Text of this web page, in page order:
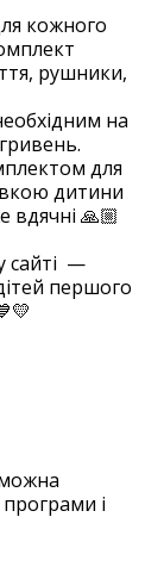
кожного
рушники,
на
для
дитини
вдячні 🙏🏼
сайті —
першого
і